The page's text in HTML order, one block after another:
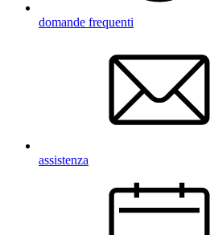
domande frequenti
assistenza